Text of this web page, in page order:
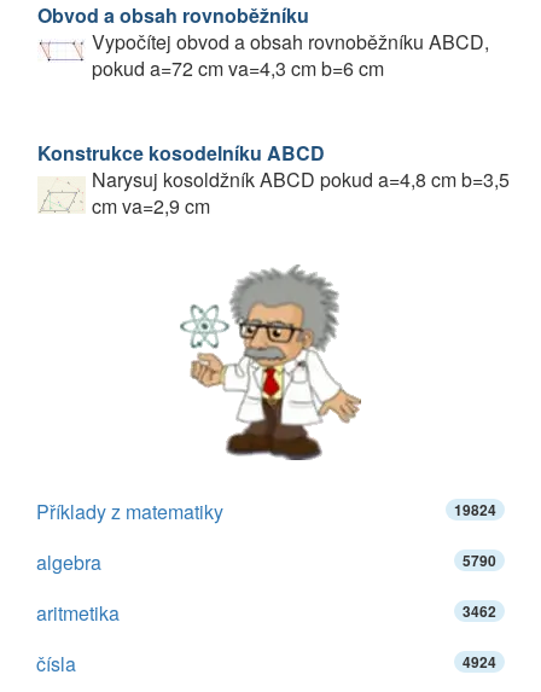
Obvod a obsah rovnoběžníku
Vypočítej obvod a obsah rovnoběžníku ABCD,
pokud a=72 cm va=4,3 cm b=6 cm
Konstrukce kosodelníku ABCD
Narysuj kosoldžník ABCD pokud a=4,8 cm b=3,5
cm va=2,9 cm
Příklady z matematiky 19824
algebra 5790
aritmetika 3462
čísla 4924